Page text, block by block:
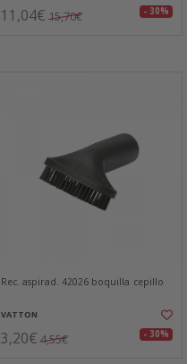
11,04€ 15,70€ - 30%
Rec. aspirad. 42026 boquilla cepillo
VATTON
3,20€ 4,55€ - 30%